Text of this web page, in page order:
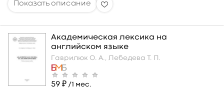
Академическая лексика на
английском языке
Гаврилюк О. А., Лебедева Т. П.
59 ₽ /1 мес.